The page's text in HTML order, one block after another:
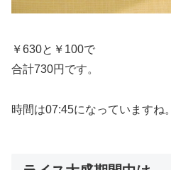
￥630と￥100で
合計730円です。
時間は07:45になっていますね。